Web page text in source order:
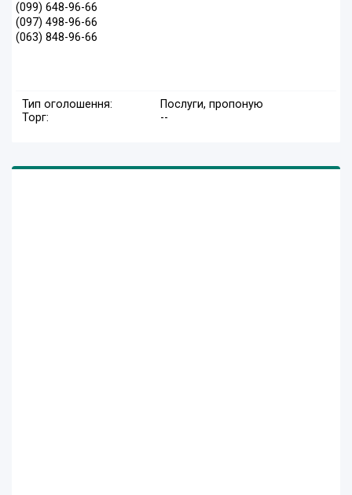
(099) 648-96-66
(097) 498-96-66
(063) 848-96-66
Тип оголошення:
Послуги, пропоную
Торг:
--